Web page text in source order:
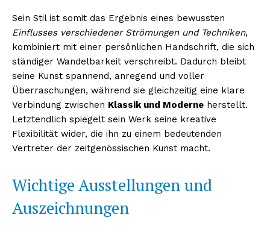
Sein Stil ist somit das Ergebnis eines bewussten
Einflusses verschiedener Strömungen und Techniken,
kombiniert mit einer persönlichen Handschrift, die sich
ständiger Wandelbarkeit verschreibt. Dadurch bleibt
seine Kunst spannend, anregend und voller
Überraschungen, während sie gleichzeitig eine klare
Verbindung zwischen Klassik und Moderne herstellt.
Letztendlich spiegelt sein Werk seine kreative
Flexibilität wider, die ihn zu einem bedeutenden
Vertreter der zeitgenössischen Kunst macht.
Wichtige Ausstellungen und
Auszeichnungen